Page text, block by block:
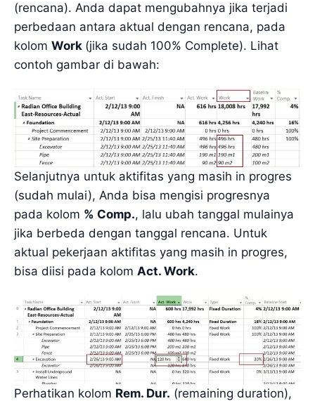
(rencana). Anda dapat mengubahnya jika terjadi
perbedaan antara aktual dengan rencana, pada
kolom Work (jika sudah 100% Complete). Lihat
contoh gambar di bawah:
Selanjutnya untuk aktifitas yang masih in progres
(sudah mulai), Anda bisa mengisi progresnya
pada kolom % Comp., lalu ubah tanggal mulainya
jika berbeda dengan tanggal rencana. Untuk
aktual pekerjaan aktifitas yang masih in progres,
bisa diisi pada kolom Act. Work.
Perhatikan kolom Rem. Dur. (remaining duration),